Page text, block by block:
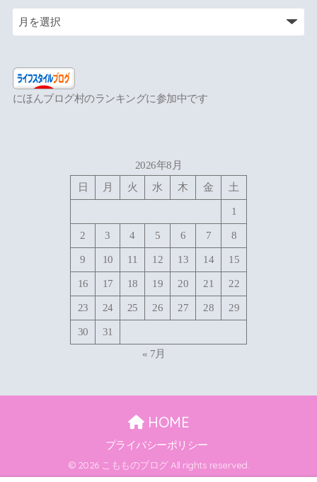
にほんブログ村のランキングに参加中です
2026年8月
日
月 火 水 木 金 土
1
2 3 4 5 6 7 8
9 10 11 12 13 14 15
16 17 18 19 20 21 22
23 24 25 26 27 28 29
30
31
« 7月
HOME
プライバシーポリシー
© 2026 こもものブログ All rights reserved.